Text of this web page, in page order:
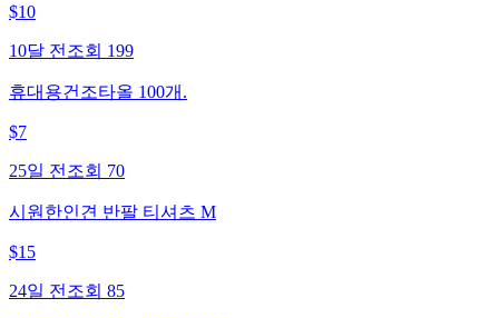
$10
10달 전 조회 199
휴대용건조타올 100개.
$7
25일 전 조회 70
시원한인견 반팔 티셔츠 M
$15
24일 전 조회 85